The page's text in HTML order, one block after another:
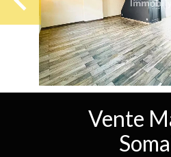
Vente